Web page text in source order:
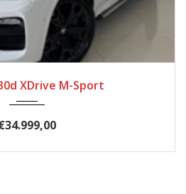
XDrive M-Sport
34.999,00